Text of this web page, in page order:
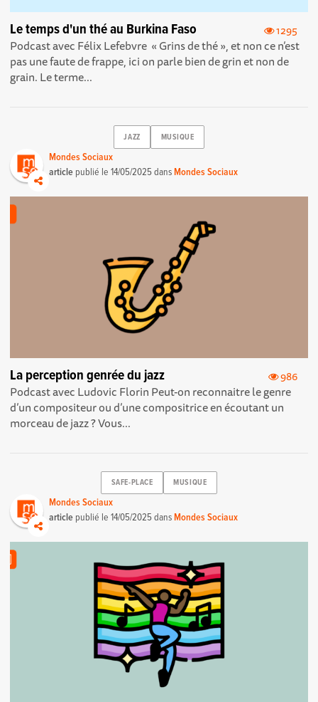
1295
Le temps d'un thé au Burkina Faso
Podcast avec Félix Lefebvre « Grins de thé », et non ce n’est
pas une faute de frappe, ici on parle bien de grin et non de
grain. Le terme...
JAZZ MUSIQUE
Mondes Sociaux
article publié le14/05/2025dansMondes Sociaux
986
La perception genrée du jazz
Podcast avec Ludovic Florin Peut-on reconnaitre le genre
d’un compositeur ou d’une compositrice en écoutant un
morceau de jazz ? Vous...
SAFE-PLACE MUSIQUE
Mondes Sociaux
article publié le14/05/2025dansMondes Sociaux